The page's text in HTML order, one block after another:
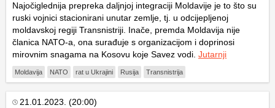
Najočiglednija prepreka daljnjoj integraciji Moldavije je to što su
ruski vojnici stacionirani unutar zemlje, tj. u odcijepljenoj
moldavskoj regiji Transnistriji. Inače, premda Moldavija nije
članica NATO-a, ona surađuje s organizacijom i doprinosi
mirovnim snagama na Kosovu koje Savez vodi. Jutarnji
Moldavija NATO rat u Ukrajini Rusija Transnistrija
21.01.2023. (20:00)